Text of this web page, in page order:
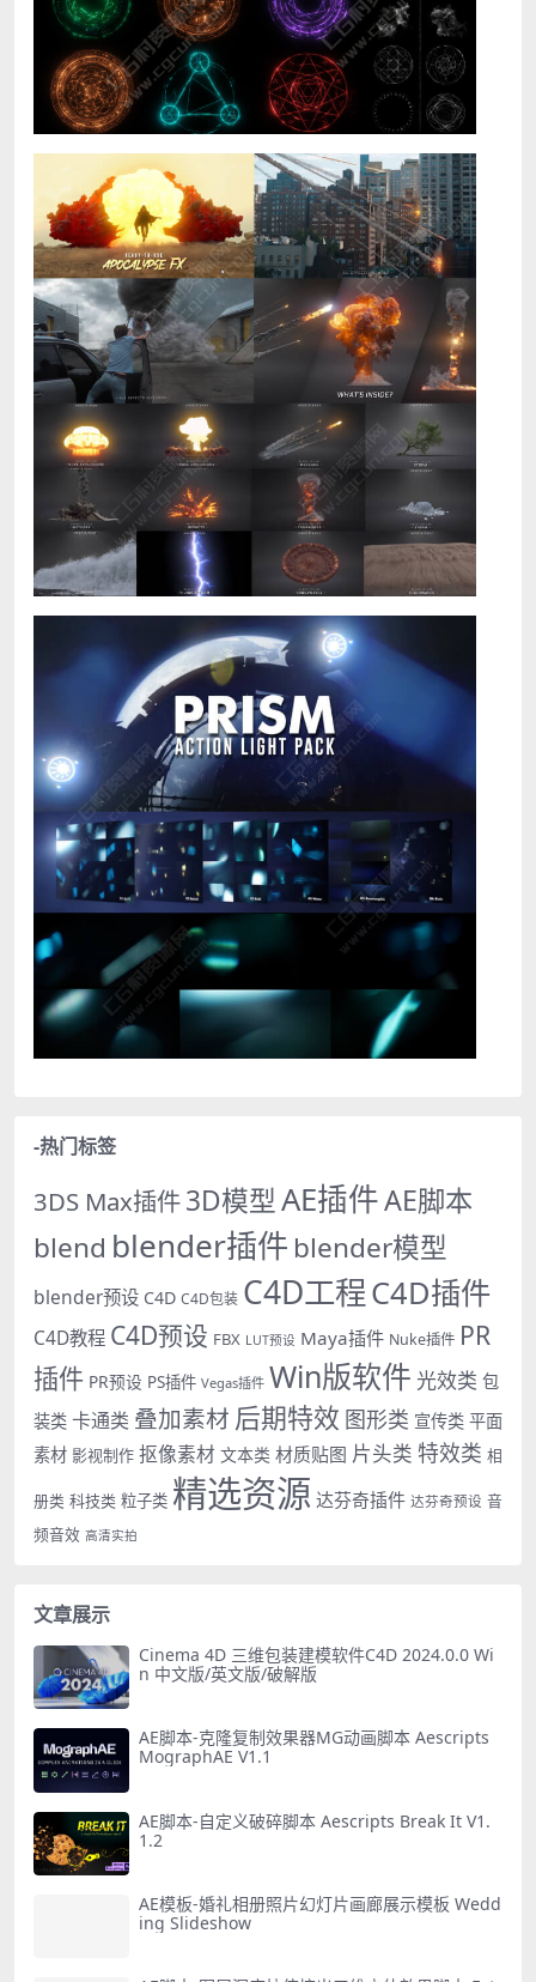
-热门标签
3DS Max插件3D模型AE插件AE脚本
blend blender插件 blender模型
blender预设 C4D C4D包装 C4D工程C4D插件
C4D教程 C4D预设 FBX LUT预设 Maya插件 Nuke插件 PR
插件 PR预设 PS插件 Vegas插件 Win版软件 光效类 包
装类 卡通类 叠加素材 后期特效 图形类 宣传类 平面
素材 影视制作 抠像素材 文本类 材质贴图 片头类 特效类 相
册类 科技类 粒子类 精选资源 达芬奇插件 达芬奇预设 音
频音效 高清实拍
文章展示
Cinema 4D 三维包装建模软件C4D 2024.0.0 Wi
n 中文版/英文版/破解版
AE脚本-克隆复制效果器MG动画脚本 Aescripts
MographAE V1.1
AE脚本-自定义破碎脚本 Aescripts Break It V1.
1.2
AE模板-婚礼相册照片幻灯片画廊展示模板 Wedd
ing Slideshow